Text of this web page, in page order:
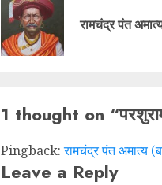
रामचंद्र पंत
1 thought on “
Pingback:रामचंद्र पंत अमात्य
Leave a Reply